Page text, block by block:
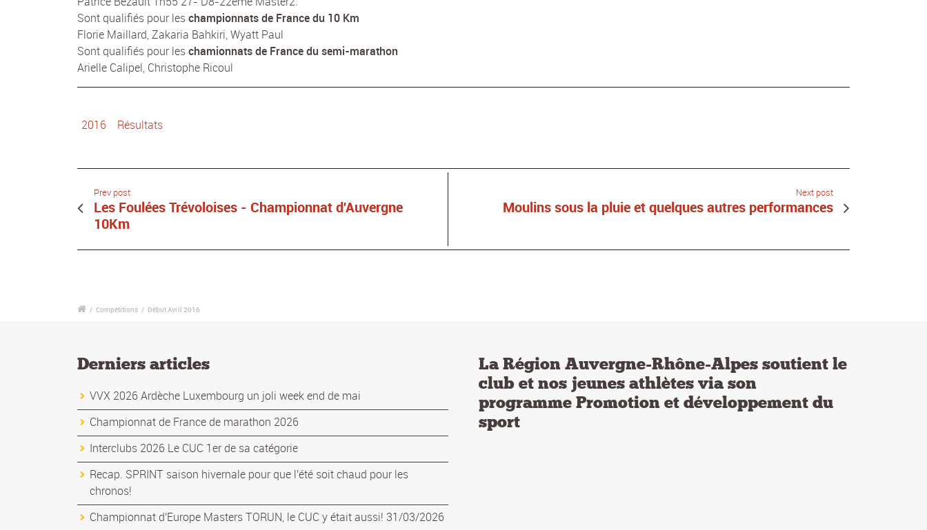
Sont qualifiés pour leschampionnats de France du 10 Km
Florie Maillard, Zakaria Bahkiri, Wyatt Paul
Sont qualifiés pour leschamionnats de France du semi-marathon
Arielle Calipel, Christophe Ricoul
2016 Résultats
Prev post
Les Foulées Trévoloises - Championnat d'Auvergne
10Km
Next post
Moulins sous la pluie et quelques autres performances
/ Compétitions / Début Avril 2016
Derniers articles
VVX 2026 Ardèche Luxembourg un joli week end de mai
Championnat de France de marathon 2026
Interclubs 2026 Le CUC 1er de sa catégorie
Recap. SPRINT saison hivernale pour que l'été soit chaud pour les
chronos!
Championnat d'Europe Masters TORUN, le CUC y était aussi! 31/03/2026
La Région Auvergne-Rhône-Alpes soutient le
club et nos jeunes athlètes via son
programme Promotion et développement du
sport